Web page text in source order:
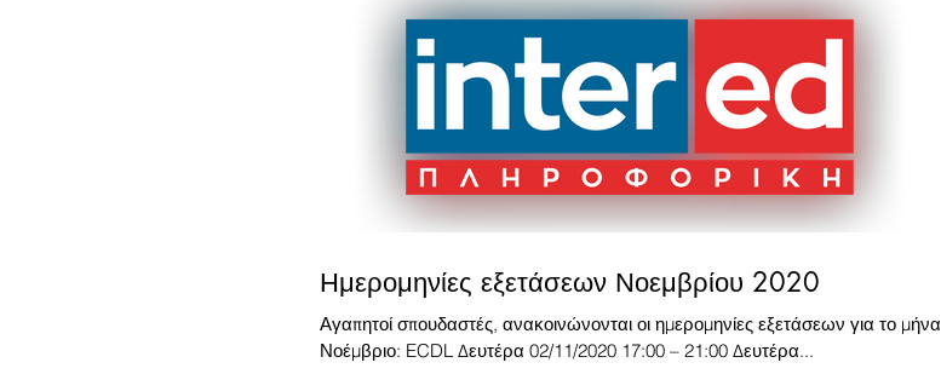
Ημερομηνίες εξετάσεων Νοεμβρίου 2020
Αγαπητοί σπουδαστές, ανακοινώνονται οι ημερομηνίες εξετάσεων για το μήνα
Νοέμβριο: ECDL Δευτέρα 02/11/2020 17:00 – 21:00 Δευτέρα...